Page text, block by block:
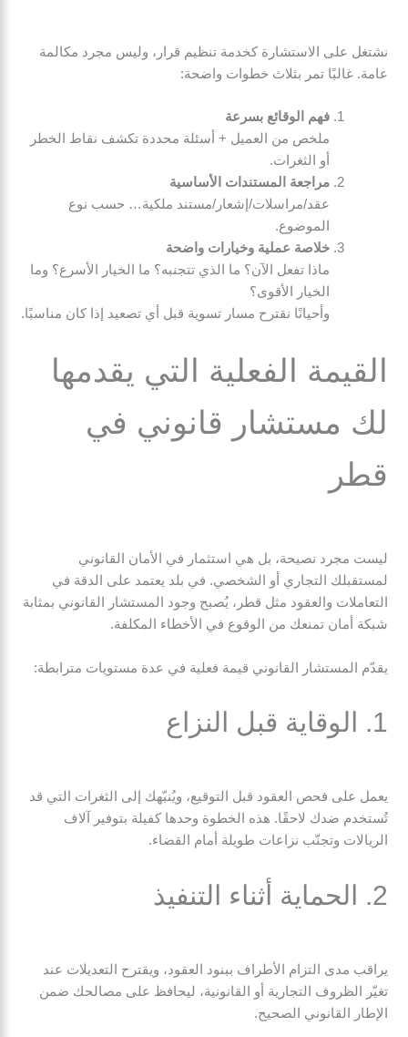
نشتغل على الاستشارة كخدمة تنظيم قرار، وليس مجرد مكالمة
عامة. غالبًا تمر بثلاث خطوات واضحة:
فهم الوقائع بسرعة
ملخص من العميل + أسئلة محددة تكشف نقاط الخطر
أو الثغرات.
مراجعة المستندات الأساسية
عقد/مراسلات/إشعار/مستند ملكية… حسب نوع
الموضوع.
خلاصة عملية وخيارات واضحة
ماذا تفعل الآن؟ ما الذي تتجنبه؟ ما الخيار الأسرع؟ وما
الخيار الأقوى؟
وأحيانًا نقترح مسار تسوية قبل أي تصعيد إذا كان مناسبًا.
القيمة الفعلية التي يقدمها
لك مستشار قانوني في
قطر
ليست مجرد نصيحة، بل هي استثمار في الأمان القانوني
لمستقبلك التجاري أو الشخصي. في بلد يعتمد على الدقة في
التعاملات والعقود مثل قطر، يُصبح وجود المستشار القانوني بمثابة
شبكة أمان تمنعك من الوقوع في الأخطاء المكلفة.
يقدّم المستشار القانوني قيمة فعلية في عدة مستويات مترابطة:
1. الوقاية قبل النزاع
يعمل على فحص العقود قبل التوقيع، ويُنبّهك إلى الثغرات التي قد
تُستخدم ضدك لاحقًا. هذه الخطوة وحدها كفيلة بتوفير آلاف
الريالات وتجنّب نزاعات طويلة أمام القضاء.
2. الحماية أثناء التنفيذ
يراقب مدى التزام الأطراف ببنود العقود، ويقترح التعديلات عند
تغيّر الظروف التجارية أو القانونية، ليحافظ على مصالحك ضمن
الإطار القانوني الصحيح.